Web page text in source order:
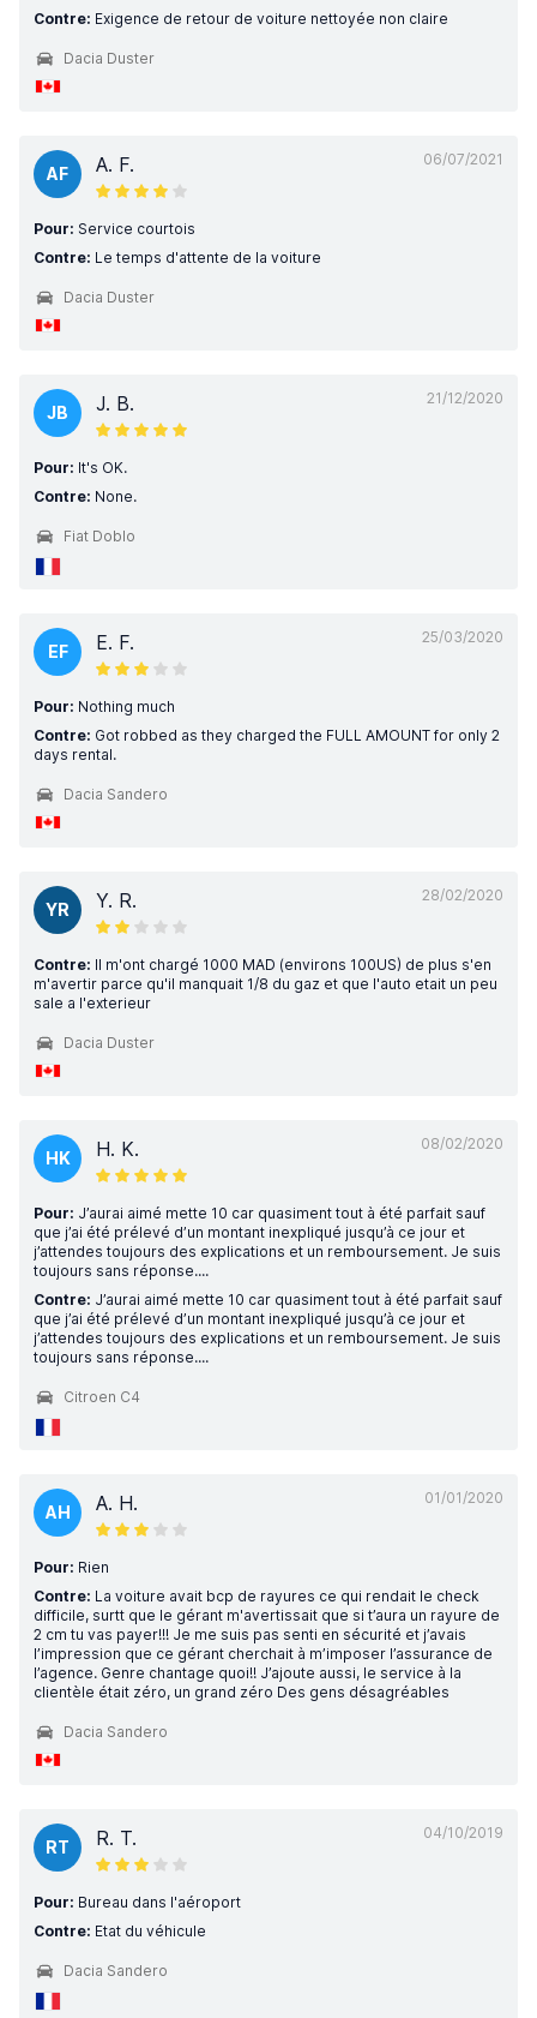
Contre: Exigence de retour de voiture nettoyée non claire
Dacia Duster
06/07/2021
AF A. F.
Pour: Service courtois
Contre: Le temps d'attente de la voiture
Dacia Duster
21/12/2020
JB J. B.
Pour: It's OK.
Contre: None.
Fiat Doblo
25/03/2020
EF E. F.
Pour: Nothing much
Contre: Got robbed as they charged the FULL AMOUNT for only 2
days rental.
Dacia Sandero
28/02/2020
YR Y. R.
Contre: Il m'ont chargé 1000 MAD (environs 100US) de plus s'en
m'avertir parce qu'il manquait 1/8 du gaz et que l'auto etait un peu
sale a l'exterieur
Dacia Duster
08/02/2020
HK H. K.
Pour: J’aurai aimé mette 10 car quasiment tout à été parfait sauf
que j’ai été prélevé d’un montant inexpliqué jusqu’à ce jour et
j’attendes toujours des explications et un remboursement. Je suis
toujours sans réponse....
Contre: J’aurai aimé mette 10 car quasiment tout à été parfait sauf
que j’ai été prélevé d’un montant inexpliqué jusqu’à ce jour et
j’attendes toujours des explications et un remboursement. Je suis
toujours sans réponse....
Citroen C4
01/01/2020
AH A. H.
Pour: Rien
Contre: La voiture avait bcp de rayures ce qui rendait le check
difficile, surtt que le gérant m'avertissait que si t’aura un rayure de
2 cm tu vas payer!!! Je me suis pas senti en sécurité et j’avais
l’impression que ce gérant cherchait à m’imposer l’assurance de
l’agence. Genre chantage quoi!! J’ajoute aussi, le service à la
clientèle était zéro, un grand zéro Des gens désagréables
Dacia Sandero
04/10/2019
RT R. T.
Pour: Bureau dans l'aéroport
Contre: Etat du véhicule
Dacia Sandero